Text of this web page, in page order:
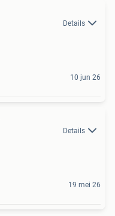
Details
10 jun 26
Details
19 mei 26